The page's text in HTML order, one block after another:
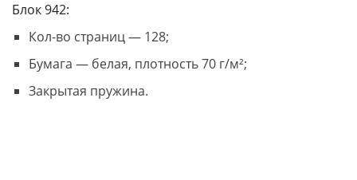
Блок 942:
Кол-во страниц — 128;
Бумага — белая, плотность 70 г/м²;
Закрытая пружина.